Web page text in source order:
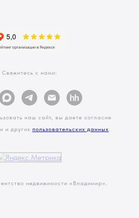
Свяжитесь с нами:
наш сайт, вы даете согласие
и других пользовательских данных.
недвижимости «Владимир».